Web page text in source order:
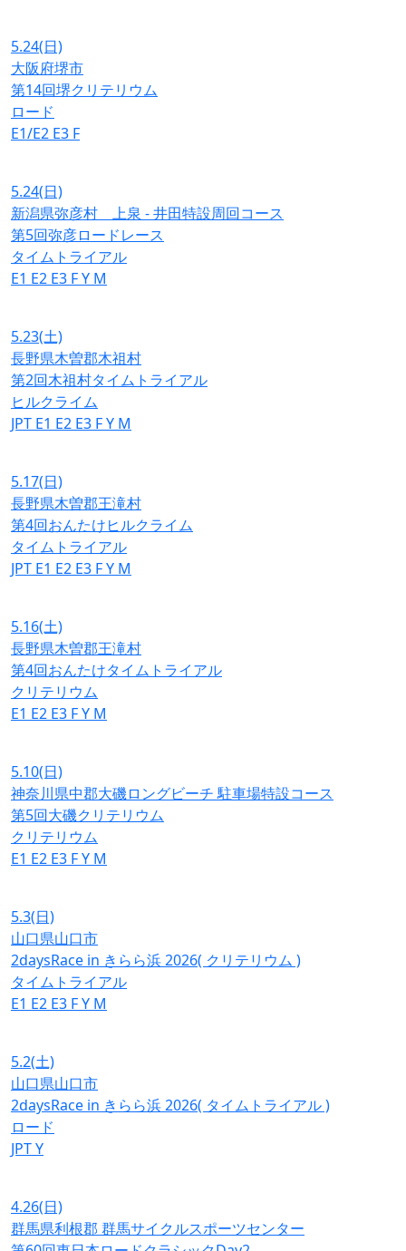
5.24(日)
大阪府堺市
第14回堺クリテリウム
ロード
E1/E2 E3 F
5.24(日)
新潟県弥彦村 上泉 - 井田特設周回コース
第5回弥彦ロードレース
タイムトライアル
E1 E2 E3 FY M
5.23(土)
長野県木曽郡木祖村
第2回木祖村タイムトライアル
ヒルクライム
JPT E1 E2 E3 FY M
5.17(日)
長野県木曽郡王滝村
第4回おんたけヒルクライム
タイムトライアル
JPT E1 E2 E3 FY M
5.16(土)
長野県木曽郡王滝村
第4回おんたけタイムトライアル
クリテリウム
E1 E2 E3 FY M
5.10(日)
神奈川県中郡大磯ロングビーチ 駐車場特設コース
第5回大磯クリテリウム
クリテリウム
E1 E2 E3 FY M
5.3(日)
山口県山口市
2daysRace in きらら浜 2026( クリテリウム )
タイムトライアル
E1 E2 E3 FY M
5.2(土)
山口県山口市
2daysRace in きらら浜 2026( タイムトライアル )
ロード
JPTY
4.26(日)
群馬県利根郡 群馬サイクルスポーツセンター